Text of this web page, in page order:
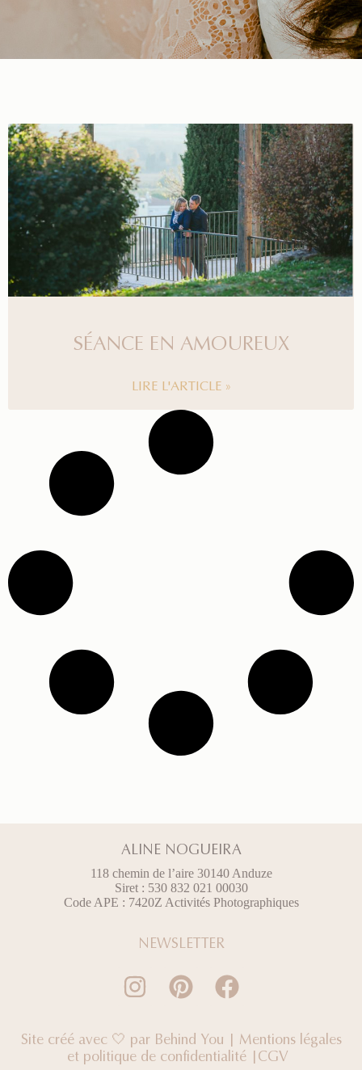
SÉANCE EN AMOUREUX
LIRE L'ARTICLE »
ALINE NOGUEIRA
118 chemin de l’aire 30140 Anduze
Siret : 530 832 021 00030
Code APE : 7420Z Activités Photographiques
NEWSLETTER
Site créé avec 🤍 par Behind You | Mentions légales
et politique de confidentialité|CGV